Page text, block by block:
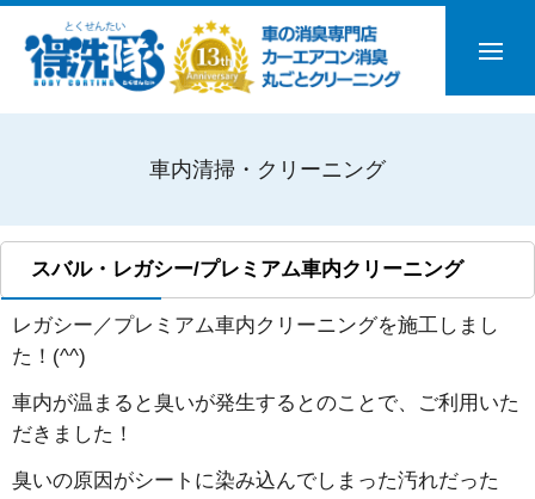
車内清掃・クリーニング
スバル・レガシー/プレミアム車内クリーニング
レガシー／プレミアム車内クリーニングを施工しまし
た！(^^)
車内が温まると臭いが発生するとのことで、ご利用いた
だきました！
臭いの原因がシートに染み込んでしまった汚れだった